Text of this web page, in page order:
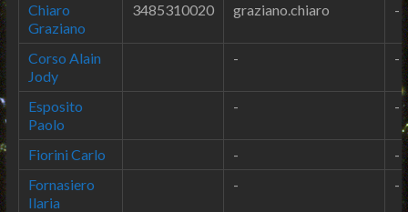
Chiaro
Graziano
3485310020 graziano.chiaro -
Corso Alain
Jody
- -
Esposito
Paolo
- -
Fiorini Carlo -
-
Fornasiero
Ilaria
- -